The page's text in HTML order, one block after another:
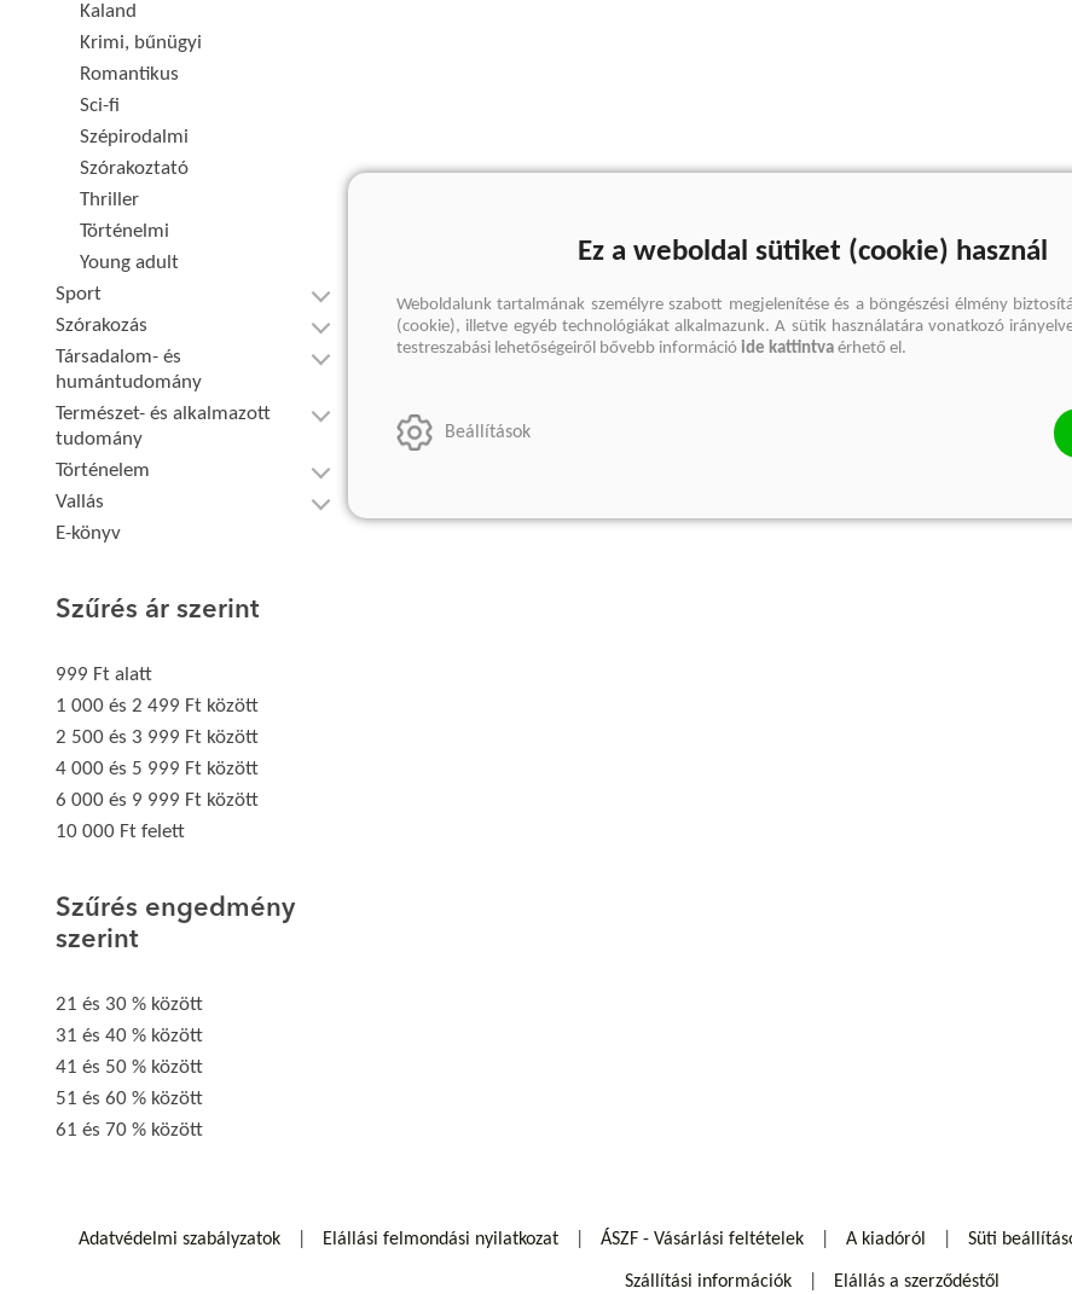
Kaland
Krimi, bűnügyi
Romantikus
Sci-fi
Szépirodalmi
Szórakoztató
Thriller
Történelmi
Young adult
Sport
Szórakozás
Társadalom- és
humántudomány
Természet- és alkalmazott
tudomány
Történelem
Vallás
E-könyv
Szűrés ár szerint
999 Ft alatt
1 000 és 2 499 Ft között
2 500 és 3 999 Ft között
4 000 és 5 999 Ft között
6 000 és 9 999 Ft között
10 000 Ft felett
Szűrés engedmény
szerint
21 és 30 % között
31 és 40 % között
41 és 50 % között
51 és 60 % között
61 és 70 % között
Adatvédelmi szabályzatok Elállási felmondási nyilatkozat ÁSZF - Vásárlási feltételek A kiadóról Süti
Szállítási információk Elállás a szerződéstől
Ez a weboldal sütiket (cookie) használ
Weboldalunk tartalmának személyre szabott megjelenítése és a böngészési élmény
(cookie), illetve egyéb technológiákat alkalmazunk. A sütik használatára vonatkozó
testreszabási lehetőségeiről bővebb információ ide kattintva érhető el.
Beállítások